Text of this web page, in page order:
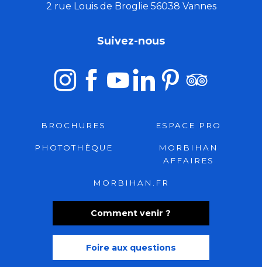
2 rue Louis de Broglie 56038 Vannes
Comment venir ?
Foire aux questions
Suivez-nous
BROCHURES ESPACE PRO
PHOTOTHÈQUE
MORBIHAN
AFFAIRES
MORBIHAN.FR